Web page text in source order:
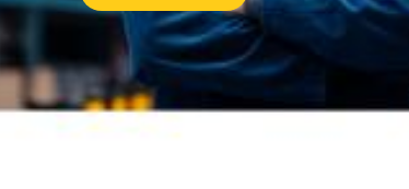
est un programme visant à faciliter la
des demandeurs d'emploi vers le
du travail.
En